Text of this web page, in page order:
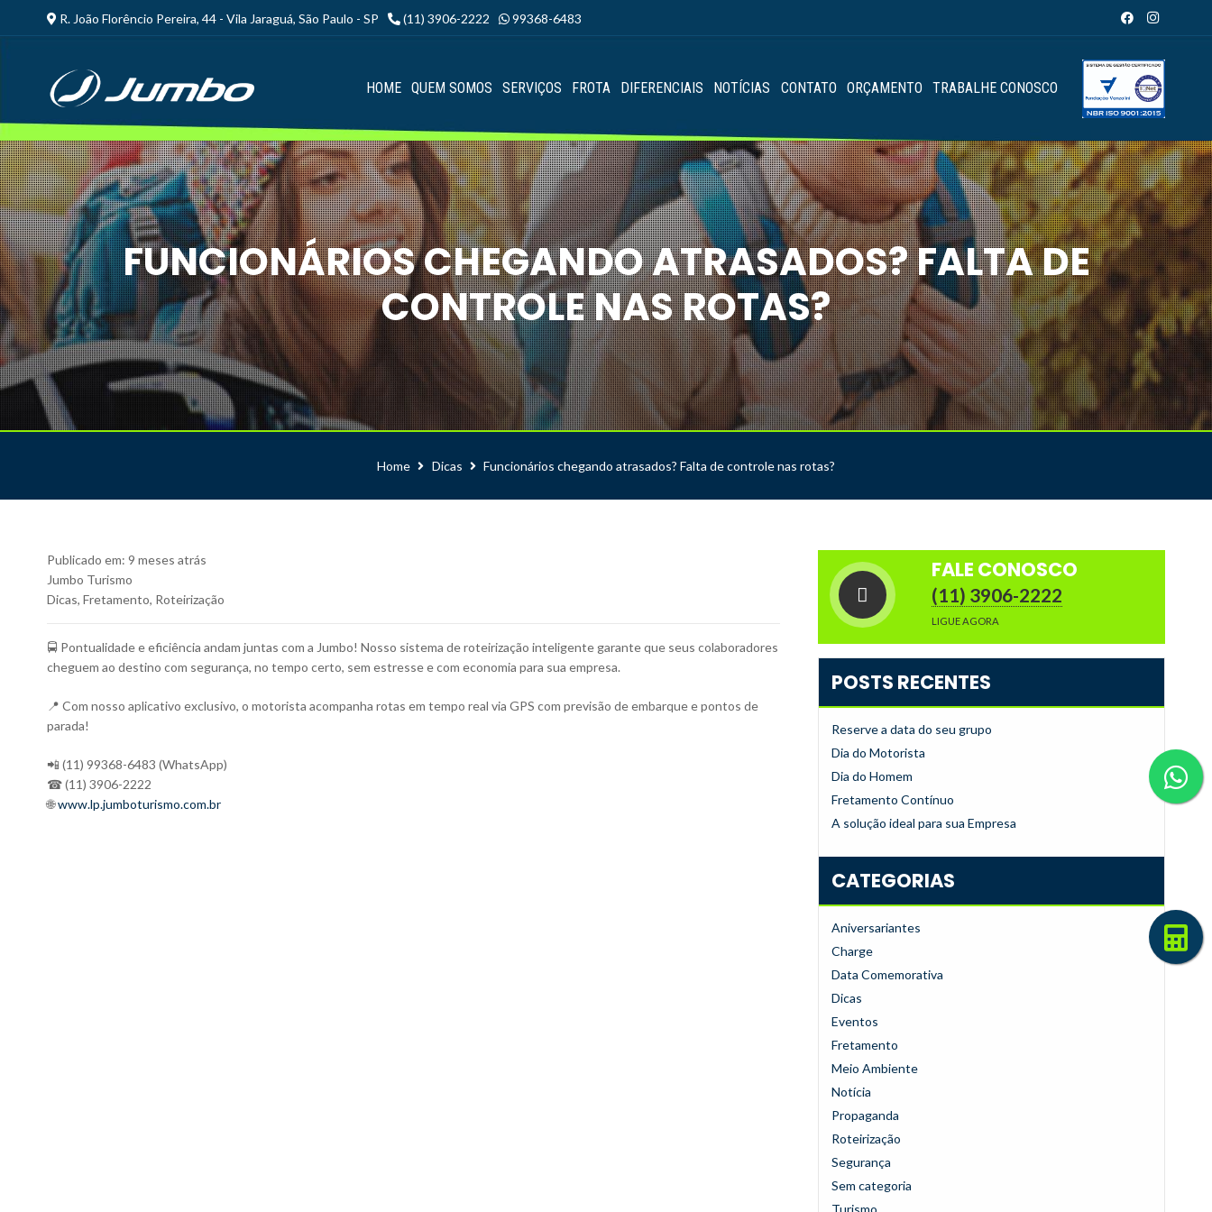
R. João Florêncio Pereira, 44 - Vila Jaraguá, São Paulo - SP (11) 3906-2222 99368-6483
HOME QUEM SOMOS SERVIÇOS FROTA DIFERENCIAIS NOTÍCIAS CONTATO ORÇAMENTO TRABALHE CONOSCO
FUNCIONÁRIOS CHEGANDO ATRASADOS? FALTA DE
CONTROLE NAS ROTAS?
Home Dicas Funcionários chegando atrasados? Falta de controle nas rotas?
Publicado em: 9 meses atrás
Jumbo Turismo
Dicas, Fretamento, Roteirização
🚍 Pontualidade e eficiência andam juntas com a Jumbo! Nosso sistema de roteirização inteligente garante que seus colaboradores
cheguem ao destino com segurança, no tempo certo, sem estresse e com economia para sua empresa.
📍 Com nosso aplicativo exclusivo, o motorista acompanha rotas em tempo real via GPS com previsão de embarque e pontos de
parada!
📲 (11) 99368-6483 (WhatsApp)
☎ (11) 3906-2222
🌐www.lp.jumboturismo.com.br
FALE CONOSCO
(11) 3906-2222
LIGUE AGORA
POSTS RECENTES
Reserve a data do seu grupo
Dia do Motorista
Dia do Homem
Fretamento Contínuo
A solução ideal para sua Empresa
CATEGORIAS
Aniversariantes
Charge
Data Comemorativa
Dicas
Eventos
Fretamento
Meio Ambiente
Notícia
Propaganda
Roteirização
Segurança
Sem categoria
Turismo